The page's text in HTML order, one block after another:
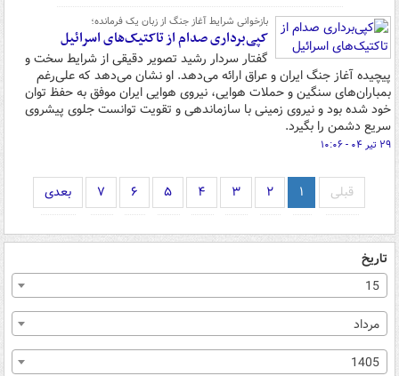
بازخوانی شرایط آغاز جنگ از زبان یک فرمانده؛
کپی‌برداری صدام از تاکتیک‌های اسرائیل
گفتار سردار رشید تصویر دقیقی از شرایط سخت و
پیچیده آغاز جنگ ایران و عراق ارائه می‌دهد. او نشان می‌دهد که علی‌رغم
بمباران‌های سنگین و حملات هوایی، نیروی هوایی ایران موفق به حفظ توان
خود شده بود و نیروی زمینی با سازماندهی و تقویت توانست جلوی پیشروی
سریع دشمن را بگیرد.
۲۹ تیر ۰۴ - ۱۰:۰۶
قبلی ۱ ۲ ۳ ۴ ۵ ۶ ۷ بعدی
تاریخ
15
مرداد
1405